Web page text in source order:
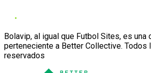
Bolavip, al igual que Futbol Sites, es una
perteneciente a Better Collective. Todos
reservados